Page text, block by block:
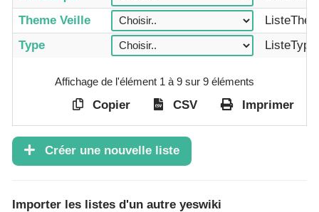
Theme Veille
Type
ListeType
Affichage de l'élément 1 à 9 sur 9 éléments
Copier CSV Imprimer
Créer une nouvelle liste
Importer les listes d'un autre yeswiki